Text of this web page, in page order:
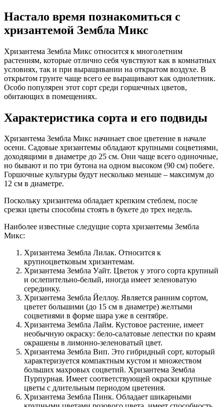
Настало время познакомиться с
хризантемой Зембла Микс
Хризантема Зембла Микс относится к многолетним
растениям, которые отлично себя чувствуют как в комнатных
условиях, так и при выращивании на открытом воздухе. В
открытом грунте чаще всего ее выращивают как однолетник.
Особо популярен этот сорт среди горшечных цветов,
обитающих в помещениях.
Характеристика сорта и его подвиды
Хризантема Зембла Микс начинает свое цветение в начале
осени. Садовые хризантемы обладают крупными соцветиями,
доходящими в диаметре до 25 см. Они чаще всего одиночные,
но бывают и по три бутона на одном высоком (90 см) побеге.
Горшочные культуры будут несколько меньше – максимум до
12 см в диаметре.
Поскольку хризантема обладает крепким стеблем, после
срезки цветы способны стоять в букете до трех недель.
Наиболее известные следущие сорта хризантемы Зембла
Микс:
Хризантема Зембла Лилак. Относится к
крупноцветковым хризантемам.
Хризантема Зембла Уайт. Цветок у этого сорта крупный
и ослепительно-белый, иногда имеет зеленоватую
серединку.
Хризантема Зембла Йеллоу. Является ранним сортом,
цветет большими (до 15 см в диаметре) желтыми
соцветиями в форме шара уже в сентябре.
Хризантема Зембла Лайм. Кустовое растение, имеет
необычную окраску: бело-салатовые лепестки по краям
окрашены в лимонно-зеленоватый цвет.
Хризантема Зембла Вип. Это гибридный сорт, который
характеризуется компактным кустом и множеством
больших махровых соцветий. Хризантема Зембла
Пурпурная. Имеет соответствующей окраски крупные
цветы с длительным периодом цветения.
Хризантема Зембла Пинк. Обладает шикарными